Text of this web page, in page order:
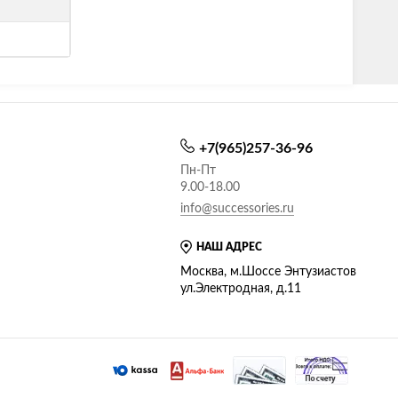
НАШ АДРЕС
Москва, м.Шоссе Энтузиастов
ул.Электродная, д.11
+7(965)257-36-96
Пн-Пт
9.00-18.00
info@successories.ru